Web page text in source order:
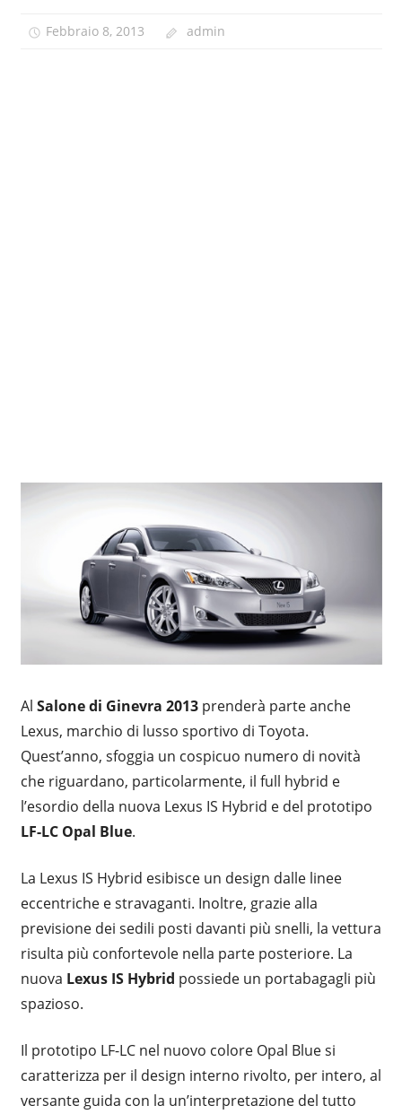
Febbraio 8, 2013 admin
Al Salone di Ginevra 2013prenderà parte anche
Lexus, marchio di lusso sportivo di Toyota.
Quest’anno, sfoggia un cospicuo numero di novità
che riguardano, particolarmente, il full hybrid e
l’esordio della nuova Lexus IS Hybrid e del prototipo
LF-LC Opal Blue.
La Lexus IS Hybrid esibisce un design dalle linee
eccentriche e stravaganti. Inoltre, grazie alla
previsione dei sedili posti davanti più snelli, la vettura
risulta più confortevole nella parte posteriore. La
nuova Lexus IS Hybrid possiede un portabagagli più
spazioso.
Il prototipo LF-LC nel nuovo colore Opal Blue si
caratterizza per il design interno rivolto, per intero, al
versante guida con la un’interpretazione del tutto